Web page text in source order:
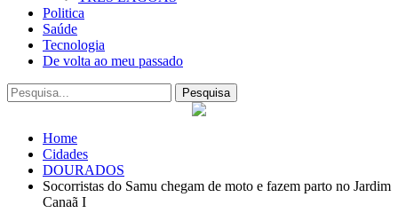
Politica
Saúde
Tecnologia
De volta ao meu passado
Home
Cidades
DOURADOS
Socorristas do Samu chegam de moto e fazem parto no Jardim
Canaã I